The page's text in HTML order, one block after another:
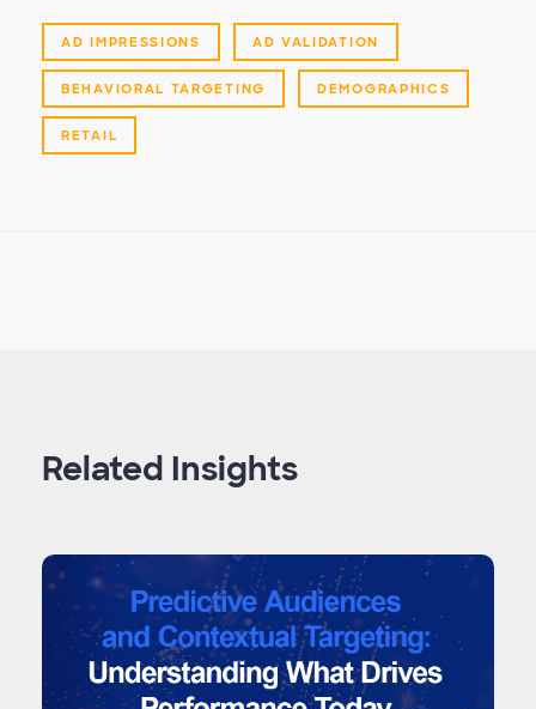
AD IMPRESSIONS AD VALIDATION
BEHAVIORAL TARGETING DEMOGRAPHICS
RETAIL
Related Insights